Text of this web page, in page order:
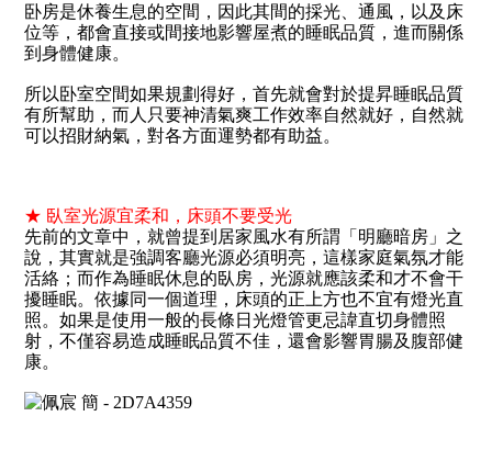
卧房是休養生息的空間，因此其間的採光、通風，以及床
位等，都會直接或間接地影響屋煮的睡眠品質，進而關係
到身體健康。
所以卧室空間如果規劃得好，首先就會對於提昇睡眠品質
有所幫助，而人只要神清氣爽工作效率自然就好，自然就
可以招財納氣，對各方面運勢都有助益。
★ 臥室光源宜柔和，床頭不要受光
先前的文章中，就曾提到居家風水有所謂「明廳暗房」之
說，其實就是強調客廳光源必須明亮，這樣家庭氣氛才能
活絡；而作為睡眠休息的臥房，光源就應該柔和才不會干
擾睡眠。依據同一個道理，床頭的正上方也不宜有燈光直
照。如果是使用一般的長條日光燈管更忌諱直切身體照
射，不僅容易造成睡眠品質不佳，還會影響胃腸及腹部健
康。